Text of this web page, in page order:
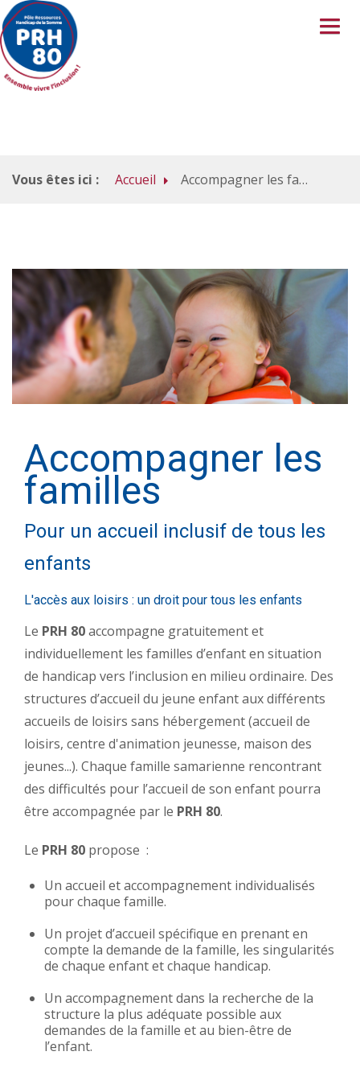
A PROPOS
ACCOMPAGNER LES FAMILLES
ESPACE RESSOURCES
CONTACT
Vous êtes ici : Accueil Accompagner les familles
Accompagner les
familles
Pour un accueil inclusif de tous les
enfants
L'accès aux loisirs : un droit pour tous les enfants
Le PRH 80accompagne gratuitement et
individuellement les familles d’enfant en situation
de handicap vers l’inclusion en milieu ordinaire. Des
structures d’accueil du jeune enfant aux différents
accueils de loisirs sans hébergement (accueil de
loisirs, centre d'animation jeunesse, maison des
jeunes...). Chaque famille samarienne rencontrant
des difficultés pour l’accueil de son enfant pourra
être accompagnée par le PRH 80.
Le PRH 80 propose :
Un accueil et accompagnement individualisés
pour chaque famille.
Un projet d’accueil spécifique en prenant en
compte la demande de la famille, les singularités
de chaque enfant et chaque handicap.
Un accompagnement dans la recherche de la
structure la plus adéquate possible aux
demandes de la famille et au bien-être de
l’enfant.